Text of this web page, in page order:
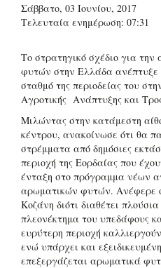
Σάββατο, 03 Ιουνίου, 2017
Τελευταία ενημέρωση: 07:31
Το στρατηγικό σχέδιο για
φυτών στην Ελλάδα ανέπτυξε
σταθμό της περιοδείας του
Αγροτικής Ανάπτυξης και
Μιλώντας στην κατάμεστη
κέντρου, ανακοίνωσε ότι θα
στρέμματα από δημόσιες
περιοχή της Εορδαίας που
ένταξη στο πρόγραμμα νέων
αρωματικών φυτών. Ανέφερε
Κοζάνη διότι διαθέτει
πλεονέκτημα του υπεδάφους
ευρύτερη περιοχή
ενώ υπάρχει και
επεξεργάζεται αρωματικά